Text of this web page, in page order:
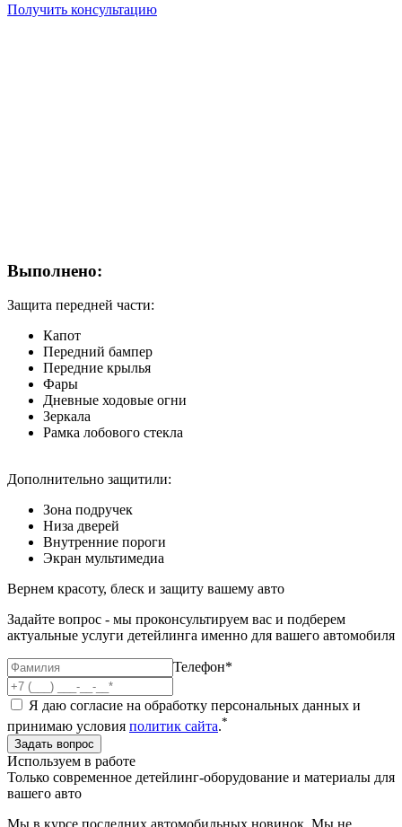
Получить консультацию
Выполнено:
Защита передней части:
Капот
Передний бампер
Передние крылья
Фары
Дневные ходовые огни
Зеркала
Рамка лобового стекла
Дополнительно защитили:
Зона подручек
Низа дверей
Внутренние пороги
Экран мультимедиа
Вернем красоту, блеск и защиту вашему авто
Задайте вопрос - мы проконсультируем вас и подберем
актуальные услуги детейлинга именно для вашего автомобиля
Телефон*
Я даю согласие на обработку персональных данных и
принимаю условия политик сайта.*
Используем в работе
Только современное детейлинг-оборудование и материалы для
вашего авто
Мы в курсе последних автомобильных новинок. Мы не